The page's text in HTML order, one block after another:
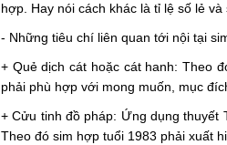
hợp. Hay nói cách khác là tỉ lệ số lẻ
- Những tiêu chí liên quan tới nội tại
+ Quẻ dịch cát hoặc cát hanh: Theo
phải phù hợp với mong muốn, mục
+ Cửu tinh đồ pháp: Ứng dụng thuyết
Theo đó sim hợp tuổi 1983 phải xuất